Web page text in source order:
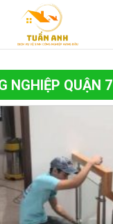
NGHIỆP QUẬN 7